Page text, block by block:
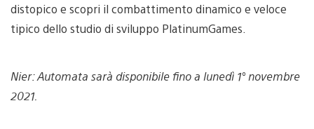
distopico e scopri il combattimento dinamico e veloce
tipico dello studio di sviluppo PlatinumGames.
Nier: Automata sarà disponibile fino a lunedì 1° novembre
2021.